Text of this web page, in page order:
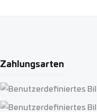
Zahlungsarten
Benutzerdefiniertes Bild 1